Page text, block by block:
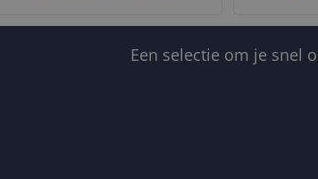
Een selectie om je snel